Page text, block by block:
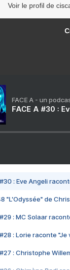
Voir le profil de
FACE A - un
FACE A #30 :
#30 : Eve Angeli
"L'Odyssée" de
#29 : MC Solaar
#28 : Lorie raconte "Je
#27 : Christophe